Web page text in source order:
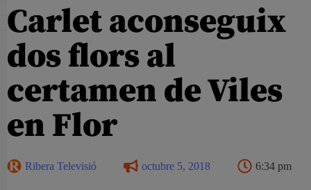
Carlet aconseguix
dos flors al
certamen de Viles
en Flor
Ribera Televisió octubre 5, 2018 6:34 pm